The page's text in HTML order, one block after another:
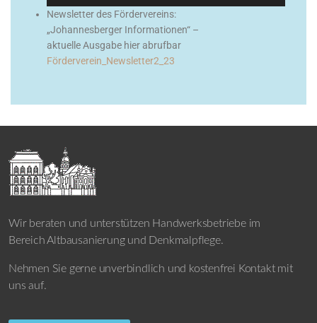
Newsletter des Fördervereins:
„Johannesberger Informationen“ –
aktuelle Ausgabe hier abrufbar
Förderverein_Newsletter2_23
Wir beraten und unterstützen Handwerksbetriebe im
Bereich Altbausanierung und Denkmalpflege.
Nehmen Sie gerne unverbindlich und kostenfrei Kontakt mit
uns auf.